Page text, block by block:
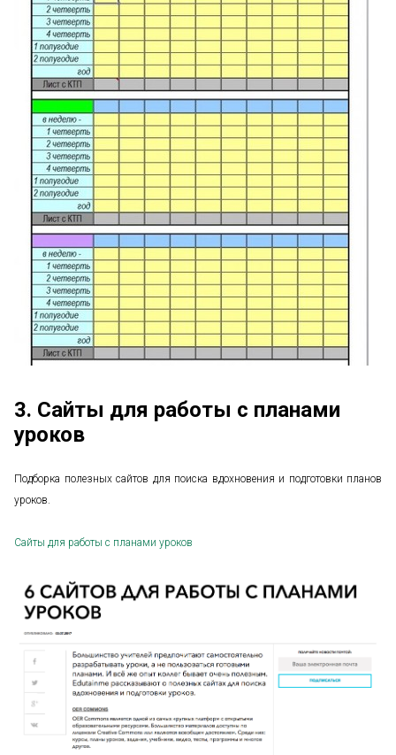
3. Сайты для работы с планами
уроков
Подборка полезных сайтов для поиска вдохновения и подготовки планов
уроков.
Сайты для работы с планами уроков